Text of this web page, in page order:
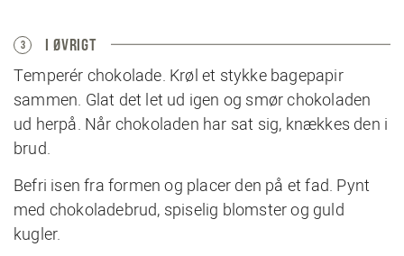
3 I ØVRIGT
Temperér chokolade. Krøl et stykke bagepapir
sammen. Glat det let ud igen og smør chokoladen
ud herpå. Når chokoladen har sat sig, knækkes den i
brud.
Befri isen fra formen og placer den på et fad. Pynt
med chokoladebrud, spiselig blomster og guld
kugler.